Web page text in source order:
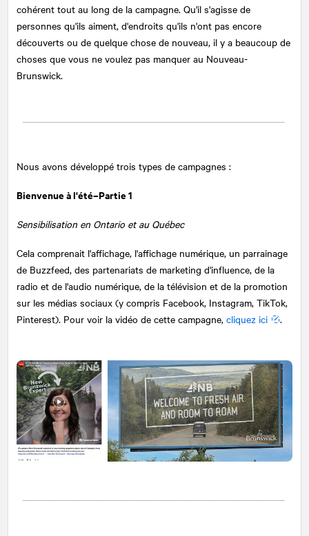
cohérent tout au long de la campagne. Qu'il s'agisse de
personnes qu'ils aiment, d'endroits qu'ils n'ont pas encore
découverts ou de quelque chose de nouveau, il y a beaucoup de
choses que vous ne voulez pas manquer au Nouveau-
Brunswick.
Nous avons développé trois types de campagnes :
Bienvenue à l'été–Partie 1
Sensibilisation en Ontario et au Québec
Cela comprenait l'affichage, l'affichage numérique, un parrainage
de Buzzfeed, des partenariats de marketing d'influence, de la
radio et de l'audio numérique, de la télévision et de la promotion
sur les médias sociaux (y compris Facebook, Instagram, TikTok,
Pinterest). Pour voir la vidéo de cette campagne, cliquez ici .